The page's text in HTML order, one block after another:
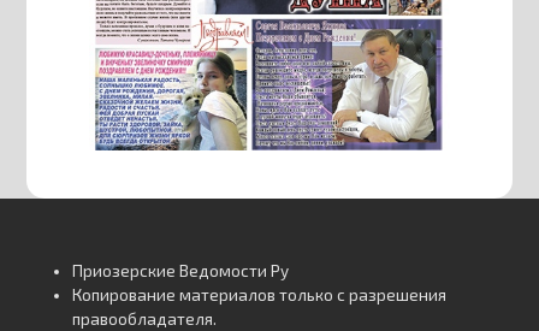
Приозерские Ведомости Ру
Копирование материалов только с разрешения
правообладателя.